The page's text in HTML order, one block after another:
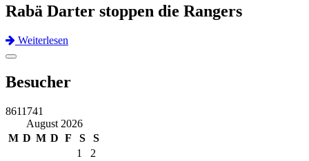
Rabä Darter stoppen die Rangers
Weiterlesen
Previous
Next
Toggle
Besucher
8611741
August 2026
M D M D F S S
1
2